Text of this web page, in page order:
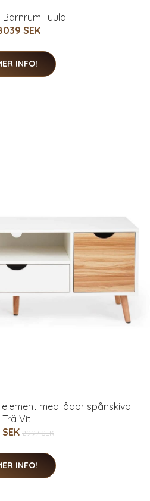
Barnrum Tuula
SEK
INFO!
med lådor spånskiva
Trä Vit
2997 SEK
INFO!